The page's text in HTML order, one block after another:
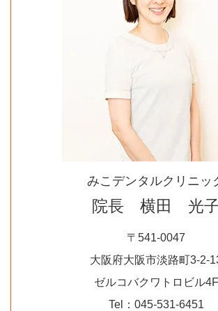
みこデンタルクリニッ
院長 横田 光
〒541-0047
大阪府大阪市淡路町3-2-
ゼルコバクワトロビル4F
Tel：045-531-6451